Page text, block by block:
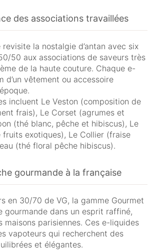
des associations travaillées
la nostalgie d’antan avec six
50 aux associations de saveurs très
de la haute couture. Chaque e-
d’un vêtement ou accessoire
incluent Le Veston (composition de
frais), Le Corset (agrumes et
(thé blanc, pêche et hibiscus), Le
fruits exotiques), Le Collier (fraise
(thé floral pêche hibiscus).
gourmande à la française
en 30/70 de VG, la gamme Gourmet
gourmande dans un esprit raffiné,
maisons parisiennes. Ces e-liquides
vapoteurs qui recherchent des
et élégantes.